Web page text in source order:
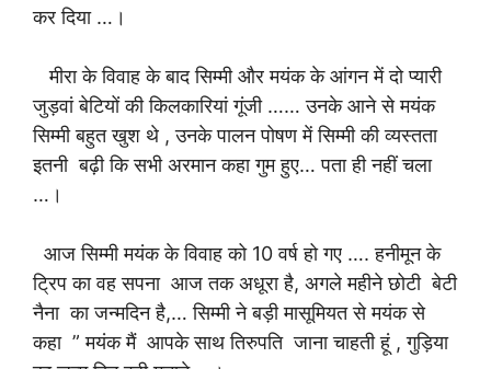
कर दिया …।
मीरा के विवाह के बाद सिम्मी और मयंक के आंगन में दो प्यारी
जुड़वां बेटियों की किलकारियां गूंजी …… उनके आने से मयंक
सिम्मी बहुत खुश थे , उनके पालन पोषण में सिम्मी की व्यस्तता
इतनी बढ़ी कि सभी अरमान कहा गुम हुए… पता ही नहीं चला
…।
आज सिम्मी मयंक के विवाह को 10 वर्ष हो गए …. हनीमून के
ट्रिप का वह सपना आज तक अधूरा है, अगले महीने छोटी बेटी
नैना का जन्मदिन है,… सिम्मी ने बड़ी मासूमियत से मयंक से
कहा ” मयंक मैं आपके साथ तिरुपति जाना चाहती हूं , गुड़िया